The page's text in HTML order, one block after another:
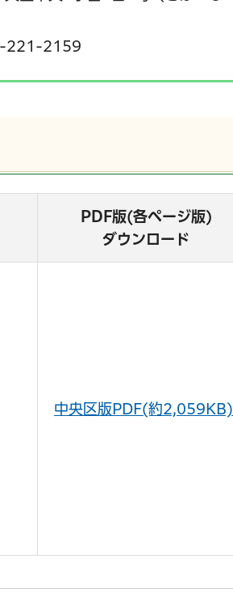
2159
PDF版(各ページ版)
ダウンロード
中央区版PDF(約2,059KB)